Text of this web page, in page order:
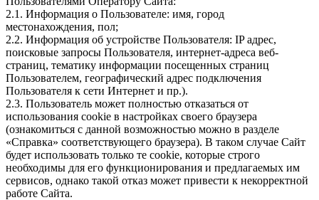
2.1. Информация о Пользователе: имя, город
местонахождения, пол;
2.2. Информация об устройстве Пользователя: IP адрес,
поисковые запросы Пользователя, интернет-адреса веб-
страниц, тематику информации посещенных страниц
Пользователем, географический адрес подключения
Пользователя к сети Интернет и пр.).
2.3. Пользователь может полностью отказаться от
использования cookie в настройках своего браузера
(ознакомиться с данной возможностью можно в разделе
«Справка» соответствующего браузера). В таком случае Сайт
будет использовать только те cookie, которые строго
необходимы для его функционирования и предлагаемых им
сервисов, однако такой отказ может привести к некорректной
работе Сайта.